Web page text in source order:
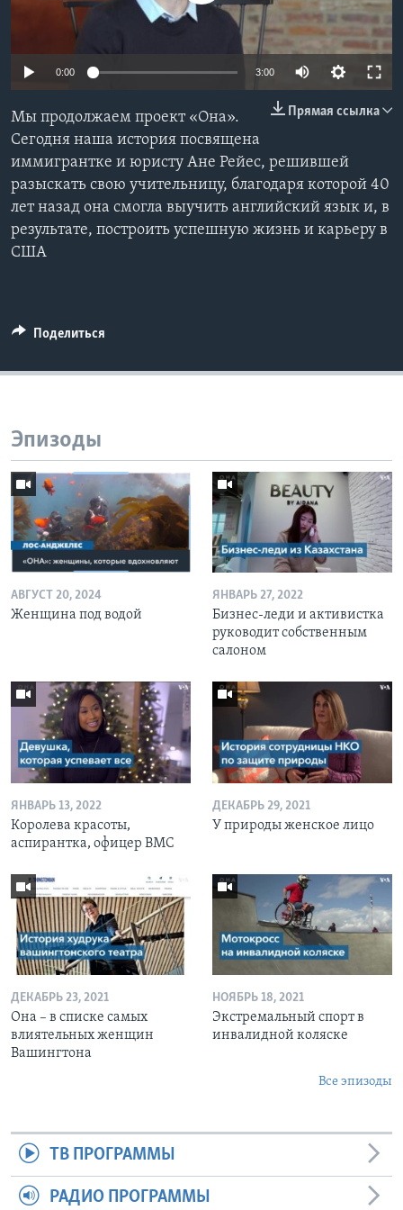
Learning English
СОЦИАЛЬНЫЕ СЕТИ
Языки
0:00 3:00
Прямая ссылка
Мы продолжаем проект «Она».
Сегодня наша история посвящена
иммигрантке и юристу Ане Рейес, решившей
разыскать свою учительницу, благодаря которой 40
лет назад она смогла выучить английский язык и, в
результате, построить успешную жизнь и карьеру в
США
Поделиться
Эпизоды
АВГУСТ 20, 2024
Женщина под водой
ЯНВАРЬ 27, 2022
Бизнес-леди и активистка
руководит собственным
салоном
ЯНВАРЬ 13, 2022
Королева красоты,
аспирантка, офицер ВМС
ДЕКАБРЬ 29, 2021
У природы женское лицо
ДЕКАБРЬ 23, 2021
Она – в списке самых
влиятельных женщин
Вашингтона
НОЯБРЬ 18, 2021
Экстремальный спорт в
инвалидной коляске
Все эпизоды
ТВ ПРОГРАММЫ
РАДИО ПРОГРАММЫ